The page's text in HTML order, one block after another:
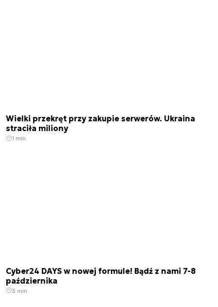
Wielki przekręt przy zakupie serwerów. Ukraina
straciła miliony
1 min.
Cyber24 DAYS w nowej formule! Bądź z nami 7-8
października
3 min.